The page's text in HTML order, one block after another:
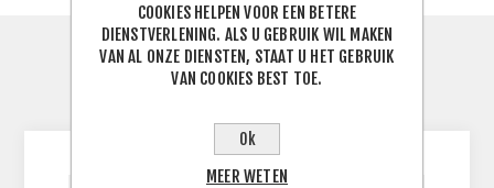
SPECIFICATIES
COOKIES HELPEN VOOR EEN BETERE
DIENSTVERLENING. ALS U GEBRUIK WIL MAKEN
VAN AL ONZE DIENSTEN, STAAT U HET GEBRUIK
VAN COOKIES BEST TOE.
Ok
MEER WETEN